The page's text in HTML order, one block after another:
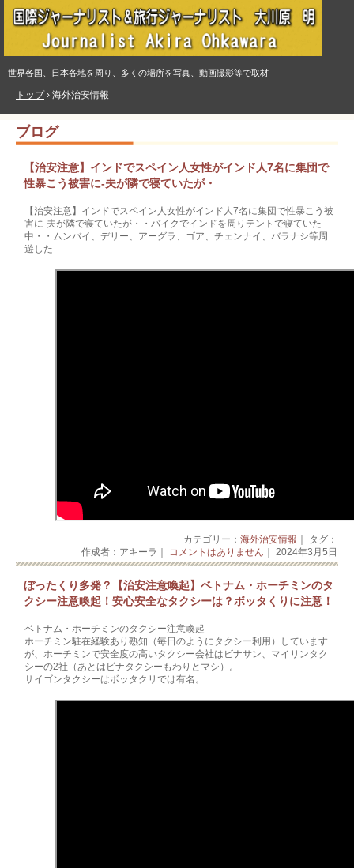
世界各国、日本各地を周り、多くの場所を写真、動画撮影等で取材
トップ› 海外治安情報
ブログ
【治安注意】インドでスペイン人女性がインド人7名に集団で
性暴こう被害に‐夫が隣で寝ていたが・
【治安注意】インドでスペイン人女性がインド人7名に集団で性暴こう被
害に‐夫が隣で寝ていたが・・バイクでインドを周りテントで寝ていた
中・・ムンバイ、デリー、アーグラ、ゴア、チェンナイ、バラナシ等周
遊した
カテゴリー： 海外治安情報 ｜ タグ：
作成者：アキーラ｜
コメントはありません ｜ 2024年3月5日
ぼったくり多発？【治安注意喚起】ベトナム・ホーチミンのタ
クシー注意喚起！安心安全なタクシーは？ボッタくりに注意！
ベトナム・ホーチミンのタクシー注意喚起
ホーチミン駐在経験あり熟知（毎日のようにタクシー利用）しています
が、ホーチミンで安全度の高いタクシー会社はビナサン、マイリンタク
シーの2社（あとはビナタクシーもわりとマシ）。
サイゴンタクシーはボッタクリでは有名。